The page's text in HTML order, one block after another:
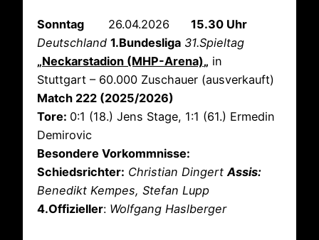
Sonntag 26.04.2026 15.30 Uhr
Deutschland 1.Bundesliga 31.Spieltag
„Neckarstadion (MHP-Arena)„ in
Stuttgart – 60.000 Zuschauer (ausverkauft)
Match 222 (2025/2026)
Tore: 0:1 (18.) Jens Stage, 1:1 (61.) Ermedin
Demirovic
Besondere Vorkommnisse:
Schiedsrichter: Christian Dingert Assis:
Benedikt Kempes, Stefan Lupp
4.Offizieller: Wolfgang Haslberger